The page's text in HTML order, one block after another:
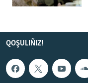
QOŞULIÑIZ!